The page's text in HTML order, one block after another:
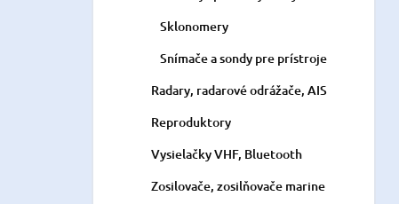
Sklonomery
Snímače a sondy pre prístroje
Radary, radarové odrážače, AIS
Reproduktory
Vysielačky VHF, Bluetooth
Zosilovače, zosilňovače marine